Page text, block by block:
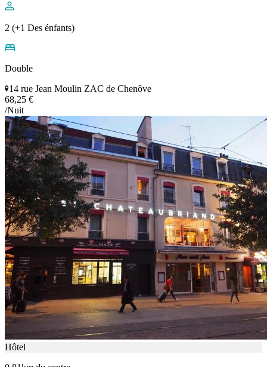
2 (+1 Des énfants)
Double
14 rue Jean Moulin ZAC de Chenôve
68,25 €
/Nuit
Hôtel